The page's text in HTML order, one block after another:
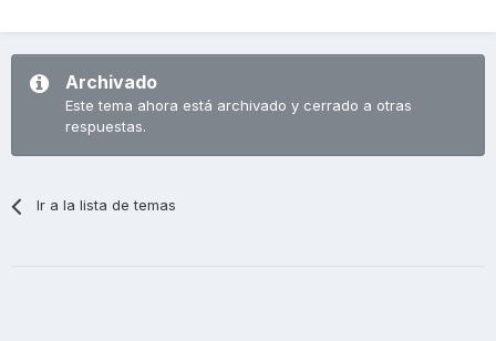
Archivado
Este tema ahora está archivado y cerrado a otras
respuestas.
Ir a la lista de temas